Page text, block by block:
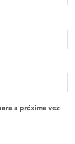
a próxima vez